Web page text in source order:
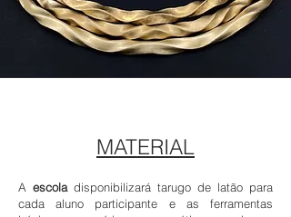
MATERIAL
A escola disponibilizará tarugo de latão para
cada aluno participante e as ferramentas